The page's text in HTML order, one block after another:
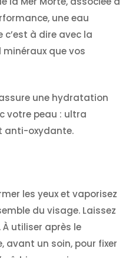
une eau
à dire avec la
que vos
une hydratation
votre peau : ultra
anti-oxydante.
les yeux et vaporisez
du visage. Laissez
À utiliser après le
avant un soin, pour fixer